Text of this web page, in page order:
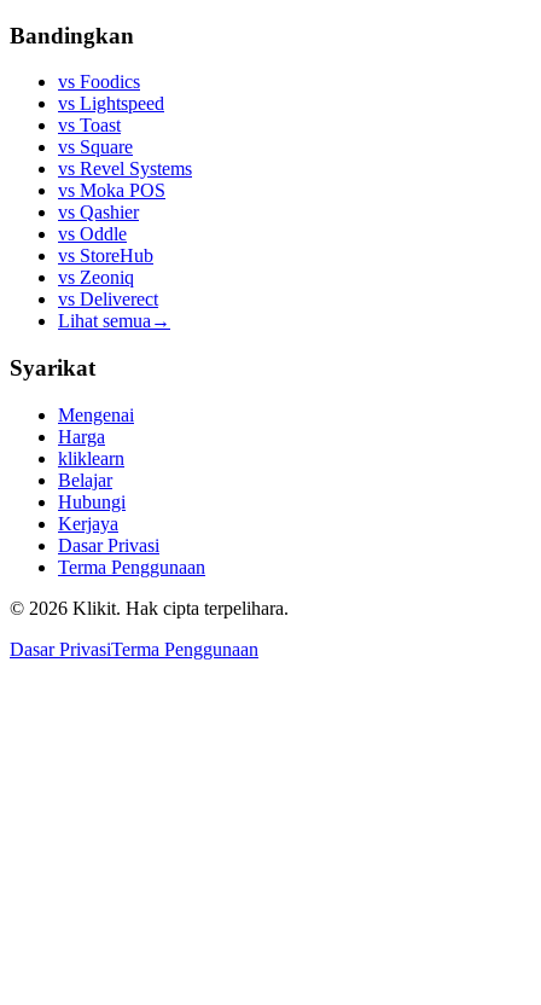
Bandingkan
vs Foodics
vs Lightspeed
vs Toast
vs Square
vs Revel Systems
vs Moka POS
vs Qashier
vs Oddle
vs StoreHub
vs Zeoniq
vs Deliverect
Lihat semua →
Syarikat
Mengenai
Harga
kliklearn
Belajar
Hubungi
Kerjaya
Dasar Privasi
Terma Penggunaan
© 2026 Klikit. Hak cipta terpelihara.
Dasar PrivasiTerma Penggunaan